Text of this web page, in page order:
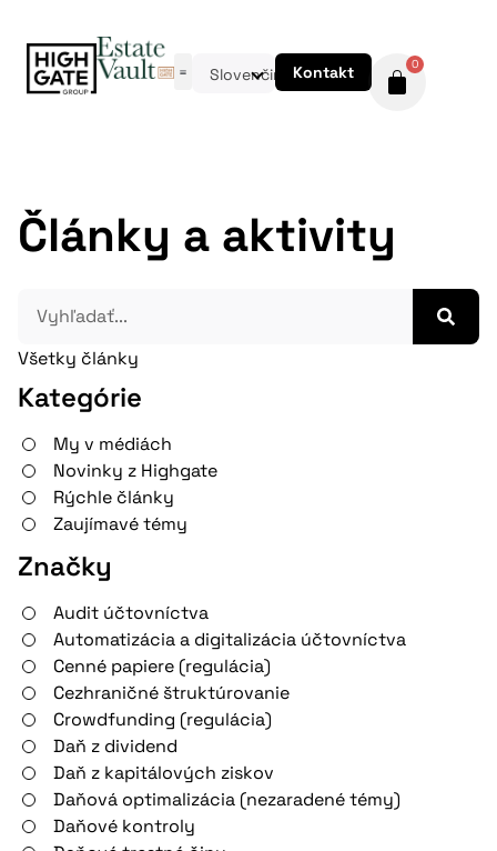
Slovenčina Kontakt 0
Všetky články
Kategórie
My v médiách
Novinky z Highgate
Rýchle články
Zaujímavé témy
Značky
Audit účtovníctva
Automatizácia a digitalizácia účtovníctva
Cenné papiere (regulácia)
Cezhraničné štruktúrovanie
Crowdfunding (regulácia)
Daň z dividend
Daň z kapitálových ziskov
Daňová optimalizácia (nezaradené témy)
Daňové kontroly
Články a aktivity